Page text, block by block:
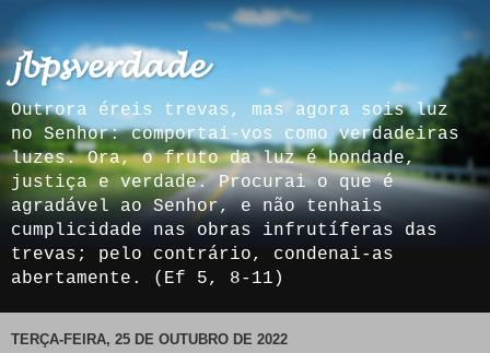
𝓳𝓫𝓹𝓼𝓿𝓮𝓻𝓭𝓪𝓭𝓮
Outrora éreis trevas, mas agora sois luz
no Senhor: comportai-vos como verdadeiras
luzes. Ora, o fruto da luz é bondade,
justiça e verdade. Procurai o que é
agradável ao Senhor, e não tenhais
cumplicidade nas obras infrutíferas das
trevas; pelo contrário, condenai-as
abertamente. (Ef 5, 8-11)
TERÇA-FEIRA, 25 DE OUTUBRO DE 2022